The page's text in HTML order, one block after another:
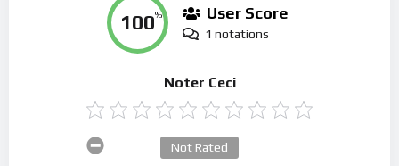
100% User Score
1 notations
Noter Ceci
Not Rated